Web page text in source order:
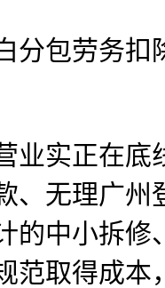
劳务扣
实正在底
、无理广
的中小拆
范取得成